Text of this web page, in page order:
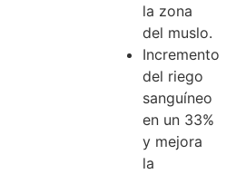
la zona
del muslo.
Incremento
del riego
sanguíneo
en un 33%
y mejora
la